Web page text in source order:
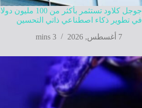
في تطوير ذكاء اصطناعي ذاتي التحسين
7 أغسطس, 2026
3 mins